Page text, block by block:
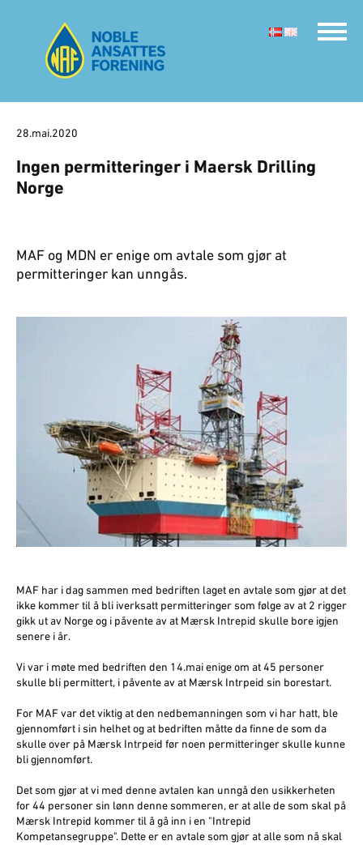
28.mai.2020
Ingen permitteringer i Maersk Drilling
Norge
MAF og MDN er enige om avtale som gjør at
permitteringer kan unngås.
MAF har i dag sammen med bedriften laget en avtale som gjør at det
ikke kommer til å bli iverksatt permitteringer som følge av at 2 rigger
gikk ut av Norge og i påvente av at Mærsk Intrepid skulle bore igjen
senere i år.
Vi var i møte med bedriften den 14.mai enige om at 45 personer
skulle bli permittert, i påvente av at Mærsk Intrpeid sin borestart.
For MAF var det viktig at den nedbemanningen som vi har hatt, ble
gjennomført i sin helhet og at bedriften måtte da finne de som da
skulle over på Mærsk Intrpeid før noen permitteringer skulle kunne
bli gjennomført.
Det som gjør at vi med denne avtalen kan unngå den usikkerheten
for 44 personer sin lønn denne sommeren, er at alle de som skal på
Mærsk Intrepid kommer til å gå inn i en "Intrepid
Kompetansegruppe". Dette er en avtale som gjør at alle som nå skal